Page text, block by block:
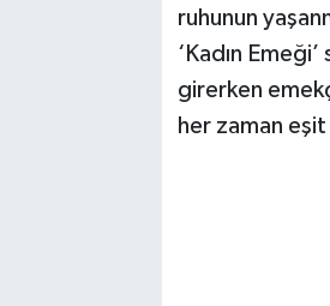
ruhunun
‘Kadın
girerken
her zaman eşit